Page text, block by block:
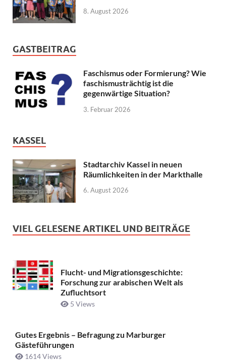
8. August 2026
GASTBEITRAG
Faschismus oder Formierung? Wie
faschismusträchtig ist die
gegenwärtige Situation?
3. Februar 2026
KASSEL
Stadtarchiv Kassel in neuen
Räumlichkeiten in der Markthalle
6. August 2026
VIEL GELESENE ARTIKEL UND BEITRÄGE
Flucht- und Migrationsgeschichte:
Forschung zur arabischen Welt als
Zufluchtsort
5 Views
Gutes Ergebnis – Befragung zu Marburger
Gästeführungen
1614 Views